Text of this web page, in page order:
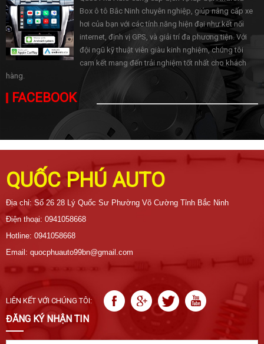
Box ô tô Bắc Ninh chuyên nghiệp, giúp nâng cấp xe
hơi của bạn với các tính năng hiện đại như kết nối
internet, định vị GPS, và giải trí đa phương tiện. Với
đội ngũ kỹ thuật viên giàu kinh nghiệm, chúng tôi
cam kết mang đến trải nghiệm tốt nhất cho khách
hàng.
FACEBOOK
QUỐC PHÚ AUTO
Địa chỉ: Số 26 28 Lý Quốc Sư Phường Võ Cường Tỉnh Bắc Ninh
Điện thoại: 0941058668
Hotline: 0941058668
Email: quocphuauto99bn@gmail.com
LIÊN KẾT VỚI CHÚNG TÔI:
ĐĂNG KÝ NHẬN TIN